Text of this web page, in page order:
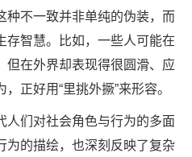
种不一致并非单纯的伪装，而
存智慧。比如，一些人可能在
但在外界却表现得很圆滑、应
正好用“里挑外撅”来形容。
人们对社会角色与行为的多面
为的描绘，也深刻反映了复杂